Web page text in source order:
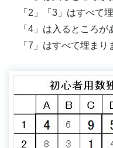
「2」「3」はすべて埋
「4」は入るところが
「7」はすべて埋まり